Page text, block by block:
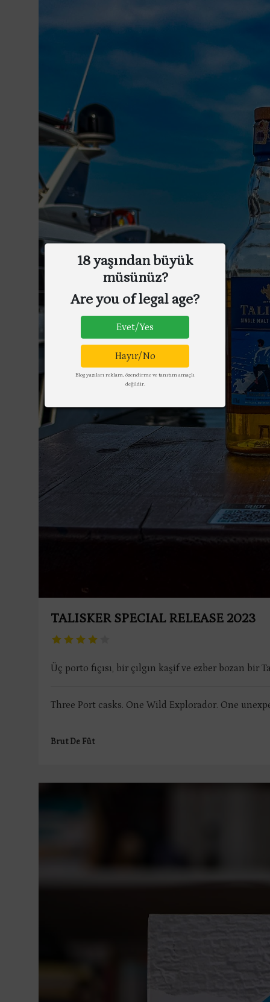
TALISKER SPECIAL RELEASE 2023
Üç porto fıçısı, bir çılgın kaşif ve ezber bozan bir
Three Port casks. One Wild Explorador. One
Brut De Fût
18 yaşından büyük
müsünüz?
Are you of legal age?
Evet/Yes
Hayır/No
Blog yazıları reklam, özendirme ve tanıtım amaçlı
değildir.